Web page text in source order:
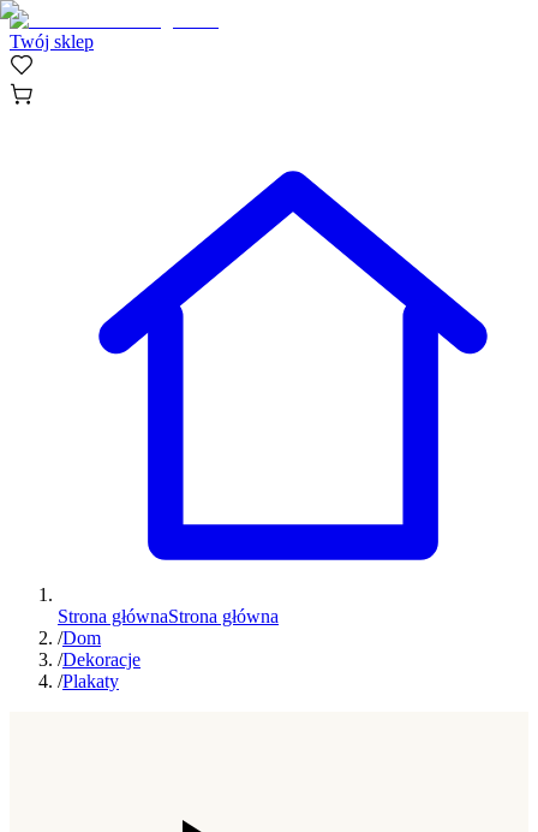
Twój sklep
Strona głównaStrona główna
/Dom
/Dekoracje
/Plakaty